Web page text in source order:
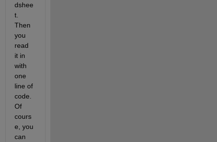
dshee
t.
Then
you
read
it in
with
one
line of
code.
Of
cours
e, you
can